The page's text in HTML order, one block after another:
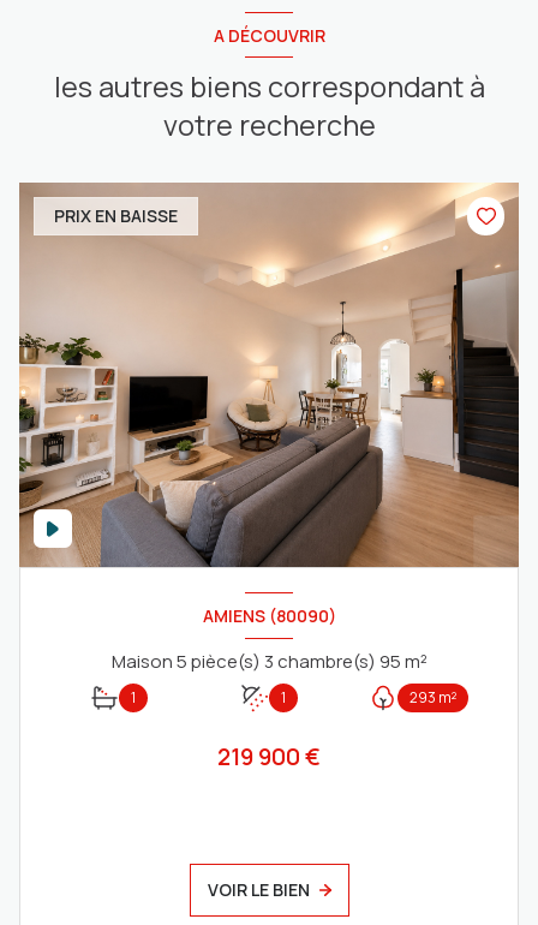
A DÉCOUVRIR
les autres biens correspondant à
votre recherche
PRIX EN BAISSE
AMIENS (80090)
Maison 5 pièce(s) 3 chambre(s) 95 m²
1 1 293 m²
219 900 €
VOIR LE BIEN